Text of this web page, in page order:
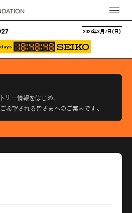
2027年3月7日(日)
days
リー情報をはじめ、
希望される皆さまへのご案内です。